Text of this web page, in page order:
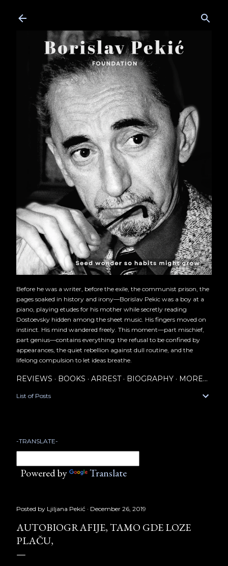
Before he was a writer, before the exile, the communist prison, the
pages soaked in history and irony—Borislav Pekic was a boy at a
piano, playing etudes for his mother while secretly reading
Dostoevsky hidden among the sheet music. His fingers moved on
instinct. His mind wandered freely. This moment—part mischief,
part genius—contains everything: the refusal to be confined by
appearances, the quiet rebellion against dull routine, and the
lifelong compulsion to let ideas breathe.
REVIEWS BOOKS ARREST BIOGRAPHY MORE…
List of Posts
-TRANSLATE-
Powered by Translate
Posted by Ljiljana Pekić December 26, 2019
AUTOBIOGRAFIJE, TAMO GDE LOZE
PLAČU,